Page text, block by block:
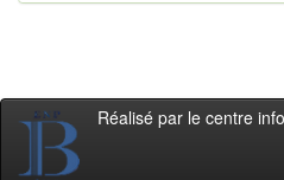
Réalisé par le centre